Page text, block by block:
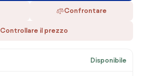
Confrontare
Controllare il prezzo
Disponibile